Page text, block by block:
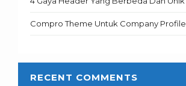
Compro Theme Untuk Company Profile
RECENT COMMENTS